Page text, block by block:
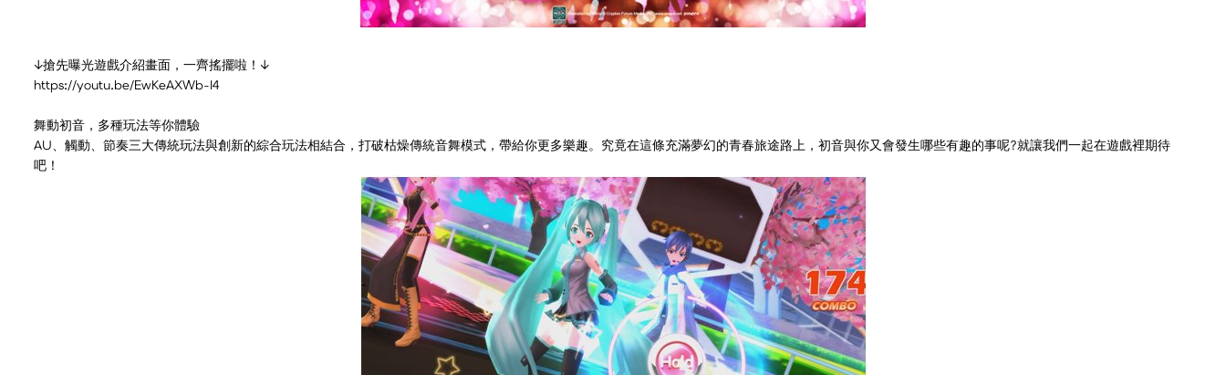
↓搶先曝光遊戲介紹畫面，一齊搖擺啦！↓
https://youtu.be/EwKeAXWb-I4
舞動初音，多種玩法等你體驗
AU、觸動、節奏三大傳統玩法與創新的綜合玩法相結合，打破枯燥傳統音舞模式，帶給你更多樂趣。究竟在這條充滿夢幻的青春旅途路上，初音與你又會發生哪些有趣的事呢?就讓我們一起在遊戲裡期待
吧！